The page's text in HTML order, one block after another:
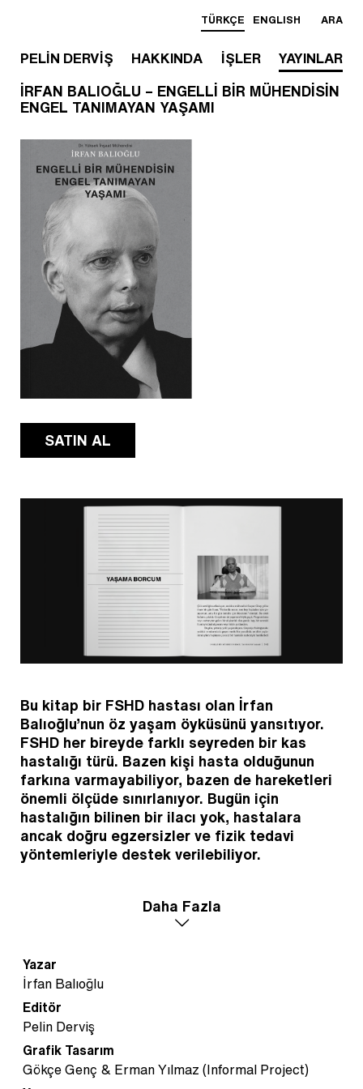
TÜRKÇE ENGLISH ARA
PELİN DERVİŞ HAKKINDA İŞLER YAYINLAR
İRFAN BALIOĞLU – ENGELLİ BİR MÜHENDİSİN
ENGEL TANIMAYAN YAŞAMI
SATIN AL
Bu kitap bir FSHD hastası olan İrfan
Balıoğlu’nun öz yaşam öyküsünü yansıtıyor.
FSHD her bireyde farklı seyreden bir kas
hastalığı türü. Bazen kişi hasta olduğunun
farkına varmayabiliyor, bazen de hareketleri
önemli ölçüde sınırlanıyor. Bugün için
hastalığın bilinen bir ilacı yok, hastalara
ancak doğru egzersizler ve fizik tedavi
yöntemleriyle destek verilebiliyor.
İrfan Balıoğlu ilk belirtileri erken ergenlik
döneminde yaşamaya başladı.
kolunu yukarıya kaldırmakta güçlük çekiyordu
ve artık çıkması gereken basamakları
hesaplar hale gelmişti. Hastalığın seyri
asimetrik ilerliyordu; önce bir kol, sonra onun
asimetrisinde yer alan bacağı etkileniyor ve
bu böyle devam ediyordu. Üniversite
Daha Fazla
Yazar
İrfan Balıoğlu
Editör
Pelin Derviş
Grafik Tasarım
Gökçe Genç & Erman Yılmaz (Informal Project)